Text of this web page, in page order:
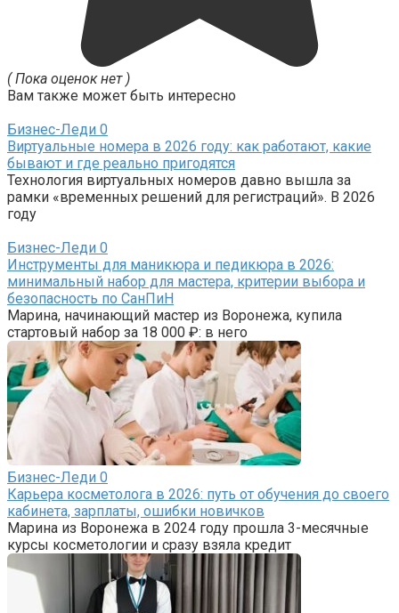
( Пока оценок нет )
Вам также может быть интересно
Бизнес-Леди 0
Виртуальные номера в 2026 году: как работают, какие
бывают и где реально пригодятся
Технология виртуальных номеров давно вышла за
рамки «временных решений для регистраций». В 2026
году
Бизнес-Леди 0
Инструменты для маникюра и педикюра в 2026:
минимальный набор для мастера, критерии выбора и
безопасность по СанПиН
Марина, начинающий мастер из Воронежа, купила
стартовый набор за 18 000 ₽: в него
Бизнес-Леди 0
Карьера косметолога в 2026: путь от обучения до своего
кабинета, зарплаты, ошибки новичков
Марина из Воронежа в 2024 году прошла 3-месячные
курсы косметологии и сразу взяла кредит